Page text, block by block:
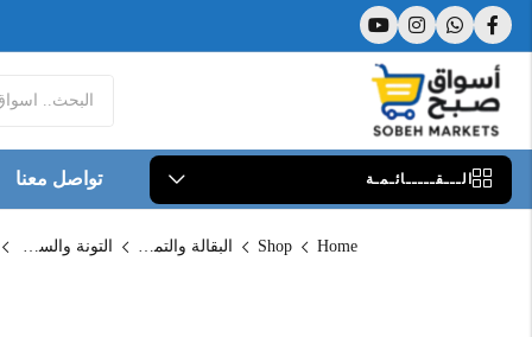
الـــقـــــائـمـة تواصل معنا
Home
Shop البقالة والتموين التونة والسردين